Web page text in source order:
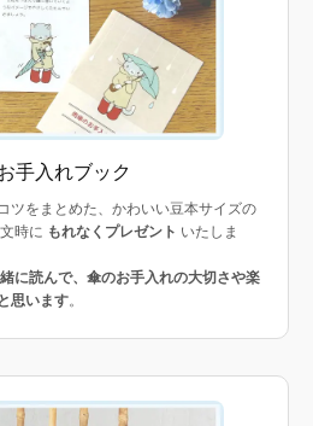
手入れブック
ツをまとめた、かわいい豆本サイズの
時に もれなくプレゼント いたしま
に読んで、傘のお手入れの大切さや楽
思います。